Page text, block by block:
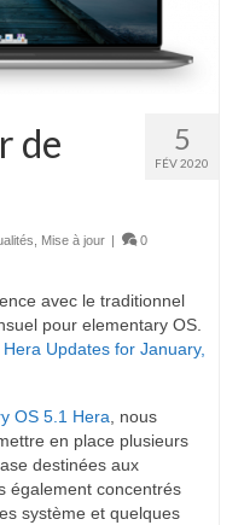
5
FÉV 2020
de
Mise à jour | 0
avec le traditionnel
pour elementary OS.
Hera Updates for January,
OS 5.1 Hera , nous
en place plusieurs
destinées aux
également concentrés
système et quelques